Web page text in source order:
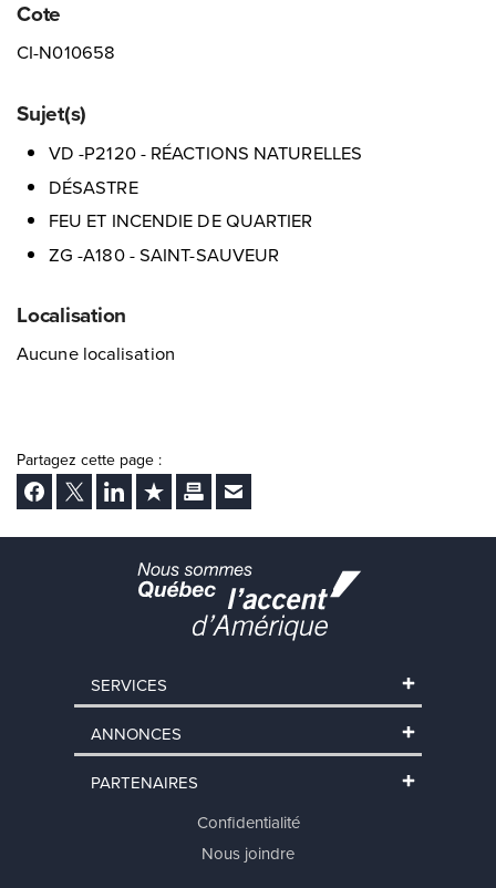
Cote
CI-N010658
Sujet(s)
VD -P2120 - RÉACTIONS NATURELLES
DÉSASTRE
FEU ET INCENDIE DE QUARTIER
ZG -A180 - SAINT-SAUVEUR
Localisation
Aucune localisation
Partagez cette page :
Facebook
Twitter LinkedInAjouter aux favoris
ImprimerEnvoyer Ã un ami
SERVICES
ANNONCES
PARTENAIRES
Confidentialité
Nous joindre